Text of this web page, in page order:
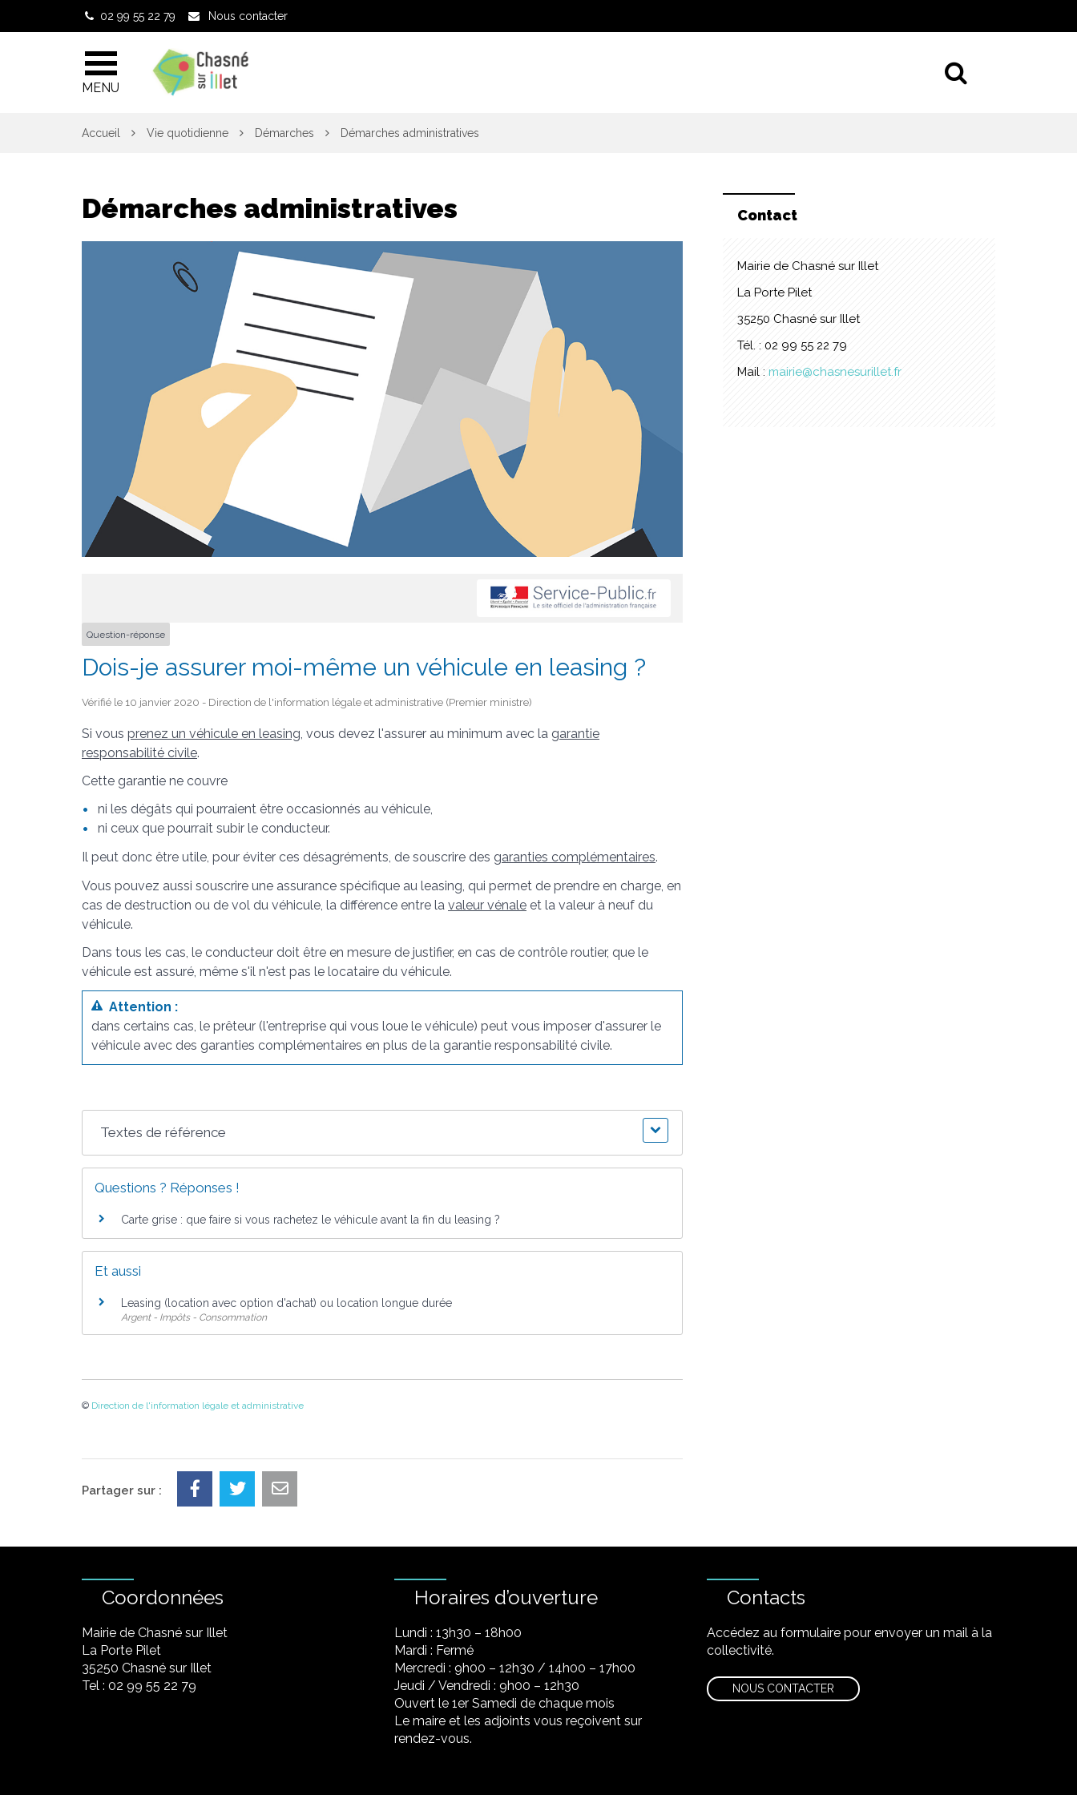
02 99 55 22 79 Nous contacter
MENU
Accueil Vie quotidienne Démarches Démarches administratives
Démarches administratives
Question-réponse
Dois-je assurer moi-même un véhicule en leasing ?
Vérifié le 10 janvier 2020 - Direction de l'information légale et administrative (Premier ministre)
Si vous prenez un véhicule en leasing, vous devez l'assurer au minimum avec la garantie
responsabilité civile.
Cette garantie ne couvre
ni les dégâts qui pourraient être occasionnés au véhicule,
ni ceux que pourrait subir le conducteur.
Il peut donc être utile, pour éviter ces désagréments, de souscrire des garanties complémentaires.
Vous pouvez aussi souscrire une assurance spécifique au leasing, qui permet de prendre en charge, en
cas de destruction ou de vol du véhicule, la différence entre la valeur vénale et la valeur à neuf du
véhicule.
Dans tous les cas, le conducteur doit être en mesure de justifier, en cas de contrôle routier, que le
véhicule est assuré, même s'il n'est pas le locataire du véhicule.
Attention :
dans certains cas, le prêteur (l'entreprise qui vous loue le véhicule) peut vous imposer d'assurer le
véhicule avec des garanties complémentaires en plus de la garantie responsabilité civile.
Textes de référence
Questions ? Réponses !
Carte grise : que faire si vous rachetez le véhicule avant la fin du leasing ?
Et aussi
Leasing (location avec option d'achat) ou location longue durée
Argent - Impôts - Consommation
© Direction de l'information légale et administrative
Contact
Mairie de Chasné sur Illet
La Porte Pilet
35250 Chasné sur Illet
Tél. : 02 99 55 22 79
Mail : mairie@chasnesurillet.fr
Partager sur :
Coordonnées
Mairie de Chasné sur Illet
La Porte Pilet
35250 Chasné sur Illet
Tel : 02 99 55 22 79
Horaires d’ouverture
Lundi : 13h30 – 18h00
Mardi : Fermé
Mercredi : 9h00 – 12h30 / 14h00 – 17h00
Jeudi / Vendredi : 9h00 – 12h30
Ouvert le 1er Samedi de chaque mois
Le maire et les adjoints vous reçoivent sur
rendez-vous.
Contacts
Accédez au formulaire pour envoyer un mail à la
collectivité.
NOUS CONTACTER